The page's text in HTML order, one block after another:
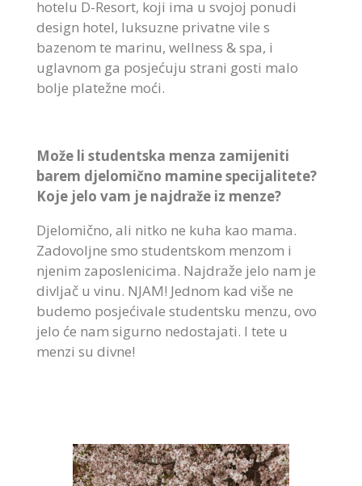
hotelu D-Resort, koji ima u svojoj ponudi
design hotel, luksuzne privatne vile s
bazenom te marinu, wellness & spa, i
uglavnom ga posjećuju strani gosti malo
bolje platežne moći.
Može li studentska menza zamijeniti
barem djelomično mamine specijalitete?
Koje jelo vam je najdraže iz menze?
Djelomično, ali nitko ne kuha kao mama.
Zadovoljne smo studentskom menzom i
njenim zaposlenicima. Najdraže jelo nam je
divljač u vinu. NJAM! Jednom kad više ne
budemo posjećivale studentsku menzu, ovo
jelo će nam sigurno nedostajati. I tete u
menzi su divne!